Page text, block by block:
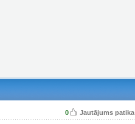
0 Jautājums patika